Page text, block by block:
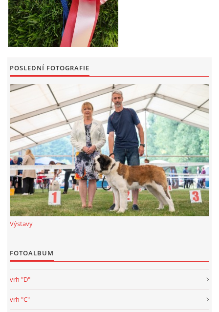
POSLEDNÍ FOTOGRAFIE
Výstavy
FOTOALBUM
vrh "D"
vrh "C"